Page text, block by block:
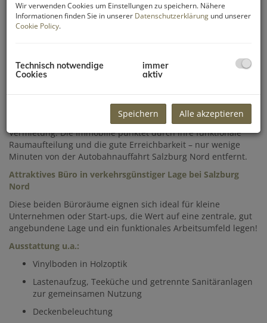
Beschreibung
Im 2. Obergeschoss eines klassischen Büro- und
Verwaltungsgebäudes stehen diese 2 Büroräume mit rund 56
m² inklusive anteiliger Gangfläche (ca. 12,08 m²) zur
Vermietung. Die Immobilie punktet durch ihre funktionale
Raumaufteilung und die gute Erreichbarkeit – nur wenige
Minuten von der Autobahnauffahrt Salzburg Nord entfernt.
Attraktives Büro in verkehrsgünstiger Lage bei Salzburg
Nord
Diese beiden Büroräume eignen sich ideal für kleine
Unternehmen oder Start-ups, die Wert auf eine zentrale, gut
angebundene Lage und ein funktionales Arbeitsumfeld legen!
Ausstattung u.a.:
Vinylboden in Holzoptik
Lastenaufzug, Teeküche und getrennte Sanitäranlagen
zur gemeinsamen Nutzung
Deckenbeleuchtung
Wir verwenden Cookies um Einstellungen zu speichern. Nähere
Informationen finden Sie in unserer Datenschutzerklärung und unserer
Cookie Policy.
Technisch notwendige
Cookies
immer
aktiv
Speichern Alle akzeptieren